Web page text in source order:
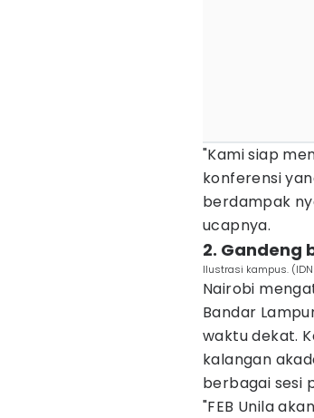
"Kami siap
konferensi
berdampak
ucapnya.
2. Gandeng
Ilustrasi kampus.
Nairobi
Bandar
waktu dekat.
kalangan
berbagai sesi
"FEB Unila